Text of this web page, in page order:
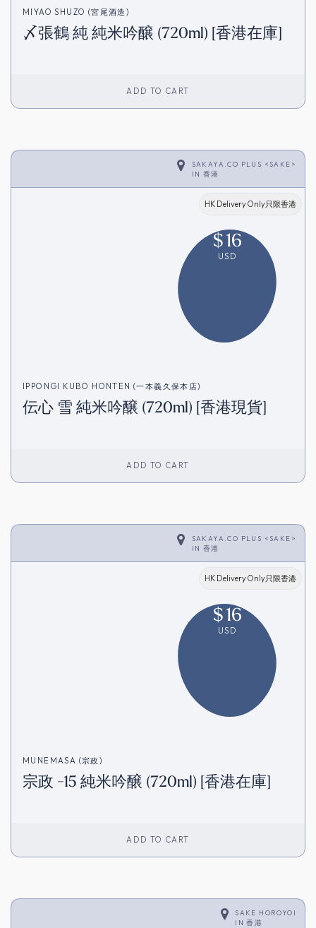
MIYAO SHUZO (宮尾酒造)
〆張鶴 純 純米吟醸 (720ml) [香港在庫]
ADD TO CART
SAKAYA.CO PLUS <SAKE>
IN 香港
HK Delivery Only只限香港
$16
USD
IPPONGI KUBO HONTEN (一本義久保本店)
伝心 雪 純米吟醸 (720ml) [香港現貨]
ADD TO CART
SAKAYA.CO PLUS <SAKE>
IN 香港
HK Delivery Only只限香港
$16
USD
MUNEMASA (宗政)
宗政 -15 純米吟醸 (720ml) [香港在庫]
ADD TO CART
SAKE HOROYOI
IN香港